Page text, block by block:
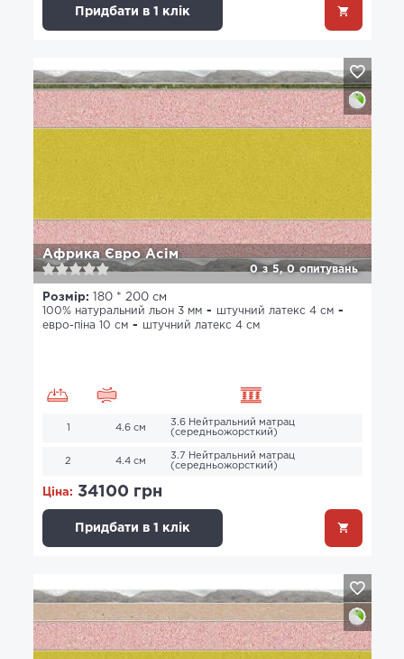
Придбати в 1 клік
Африка Євро Асім
0 з 5, 0 опитувань
Розмір: 180 * 200 см
100% натуральний льон 3 мм
штучний латекс 4 см
евро-піна 10 см
штучний латекс 4 см
1 4.6 см
3.6 Нейтральний матрац
(середньожорсткий)
2 4.4 см
3.7 Нейтральний матрац
(середньожорсткий)
Ціна: 34100 грн
Придбати в 1 клік